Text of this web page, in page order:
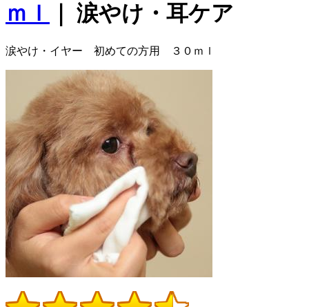
ｍｌ
｜ 涙やけ・耳ケア
涙やけ・イヤー 初めての方用 ３０ｍｌ